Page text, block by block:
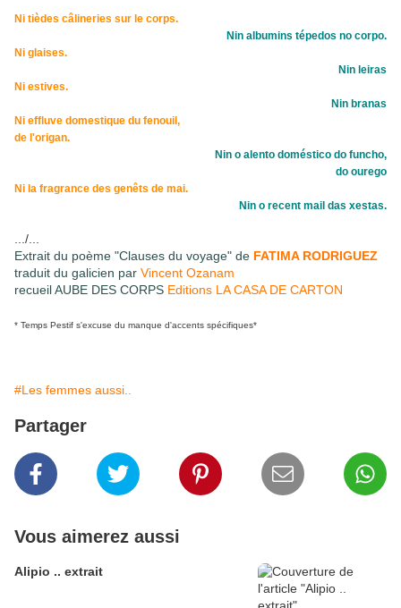
Ni tièdes câlineries sur le corps.
Nin albumins tépedos no corpo.
Ni glaises.
Nin leiras
Ni estives.
Nin branas
Ni effluve domestique du fenouil,
de l'origan.
Nin o alento doméstico do funcho,
do ourego
Ni la fragrance des genêts de mai.
Nin o recent mail das xestas.
.../...
Extrait du poème "Clauses du voyage" de FATIMA RODRIGUEZ
traduit du galicien par Vincent Ozanam
recueil AUBE DES CORPS Editions LA CASA DE CARTON
* Temps Pestif s'excuse du manque d'accents spécifiques*
#Les femmes aussi..
Partager
Vous aimerez aussi
Alipio .. extrait